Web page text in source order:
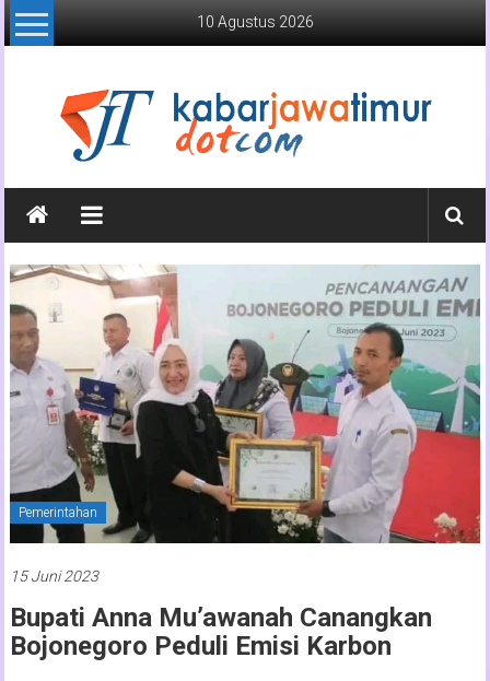
Lompat
ke
10 Agustus 2026
Kabar
Jawa
Timur
Media
Online
Jawa
Timur
Pemerintahan
15 Juni 2023
Bupati Anna Mu’awanah Canangkan
Bojonegoro Peduli Emisi Karbon